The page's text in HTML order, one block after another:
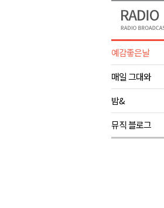
예감좋은날
매일 그대와
밤&
뮤직 블로그